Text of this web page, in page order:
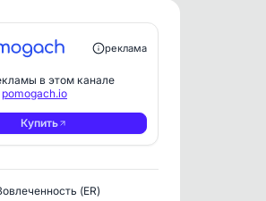
реклама
в этом канале
pomogach.io
Купить
(ER)